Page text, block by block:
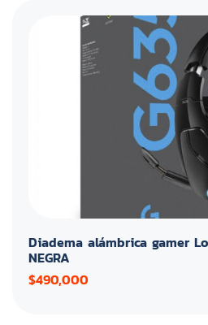
Diadema alámbrica gamer
NEGRA
$490,000